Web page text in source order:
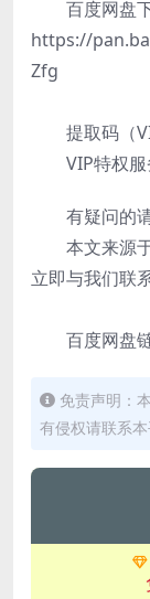
百度网盘下
https://
Zfg
提取码（
VIP特权服
有疑问的请
本文来源于
立即与我们联系
百度网盘链
免责声明：
有侵权请联系本